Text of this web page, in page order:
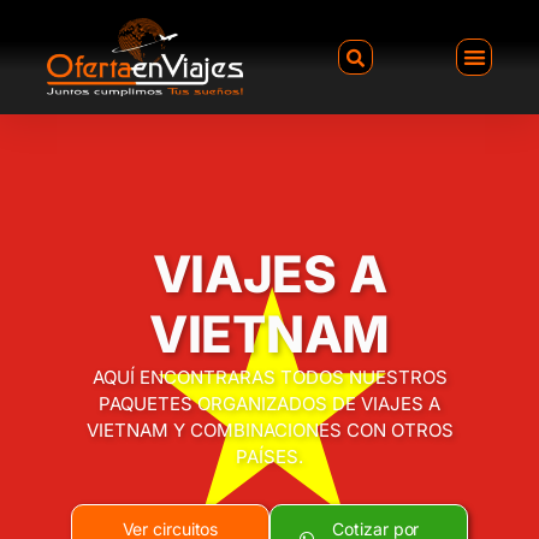
VIAJES A
VIETNAM
AQUÍ ENCONTRARAS TODOS NUESTROS
PAQUETES ORGANIZADOS DE VIAJES A
VIETNAM Y COMBINACIONES CON OTROS
PAÍSES.
Ver circuitos
Cotizar por